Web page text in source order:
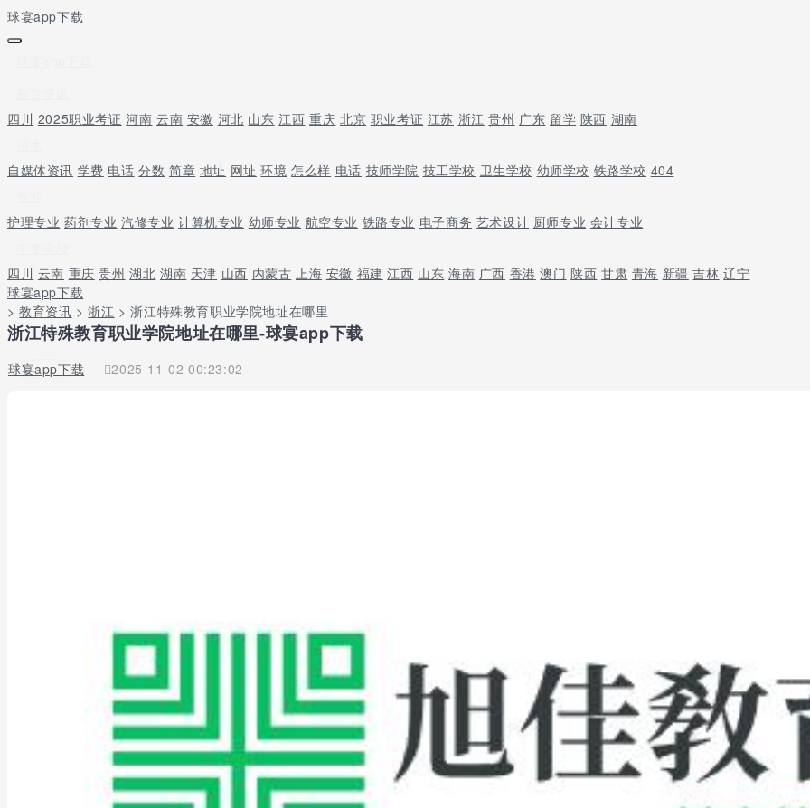
球宴app下载
四川 2025职业考证 河南 云南 安徽 河北 山东 江西 重庆 北京 职业考证 江苏 浙江 贵州 广东 留学 陕西 湖南
自媒体资讯 学费 电话 分数 简章 地址 网址 环境 怎么样 电话 技师学院 技工学校 卫生学校 幼师学校 铁路学校 404
护理专业 药剂专业 汽修专业 计算机专业 幼师专业 航空专业 铁路专业 电子商务 艺术设计 厨师专业 会计专业
四川 云南 重庆 贵州 湖北 湖南 天津 山西 内蒙古 上海 安徽 福建 江西 山东 海南 广西 香港 澳门 陕西 甘肃 青海 新疆 吉林 辽宁
球宴app下载
>教育资讯 >浙江 > 浙江特殊教育职业学院地址在哪里
浙江特殊教育职业学院地址在哪里-球宴app下载
球宴app下载 2025-11-02 00:23:02